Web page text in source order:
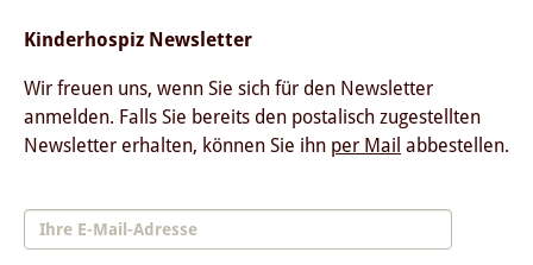
Kinderhospiz Newsletter
Wir freuen uns, wenn Sie sich für den Newsletter
anmelden. Falls Sie bereits den postalisch zugestellten
Newsletter erhalten, können Sie ihn per Mail abbestellen.